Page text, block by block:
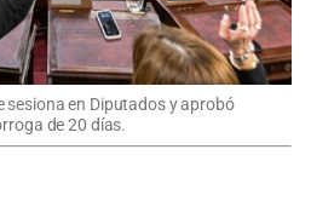
en Diputados y aprobó
de 20 días.